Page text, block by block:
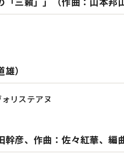
）
リステアヌ
幹彦、作曲：佐々紅華、編